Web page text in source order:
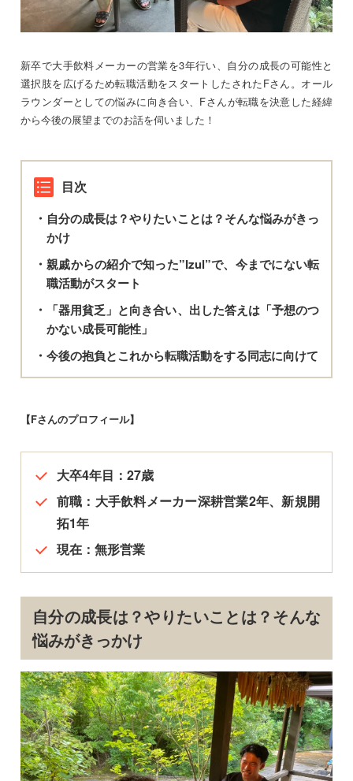
新卒で大手飲料メーカーの営業を3年行い、自分の成長の可能性と
選択肢を広げるため転職活動をスタートしたされたFさん。オール
ラウンダーとしての悩みに向き合い、Fさんが転職を決意した経緯
から今後の展望までのお話を伺いました！
目次
自分の成長は？やりたいことは？そんな悩みがきっ
かけ
親戚からの紹介で知った”Izul”で、今までにない転
職活動がスタート
「器用貧乏」と向き合い、出した答えは「予想のつ
かない成長可能性」
今後の抱負とこれから転職活動をする同志に向けて
【Fさんのプロフィール】
大卒4年目：27歳
前職：大手飲料メーカー深耕営業2年、新規開
拓1年
現在：無形営業
自分の成長は？やりたいことは？そんな
悩みがきっかけ